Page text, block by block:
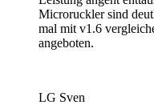
Microruckler sind
mal mit v1.6
angeboten.
LG Sven